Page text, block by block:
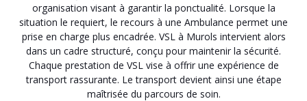
organisation visant à garantir la ponctualité. Lorsque la
situation le requiert, le recours à une Ambulance permet une
prise en charge plus encadrée. VSL à Murols intervient alors
dans un cadre structuré, conçu pour maintenir la sécurité.
Chaque prestation de VSL vise à offrir une expérience de
transport rassurante. Le transport devient ainsi une étape
maîtrisée du parcours de soin.